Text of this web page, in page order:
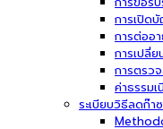
การเปิด
การต่ออ
การเปลี่
การตรว
ค่าธรรมเ
ระเบียบวิธีลดก๊า